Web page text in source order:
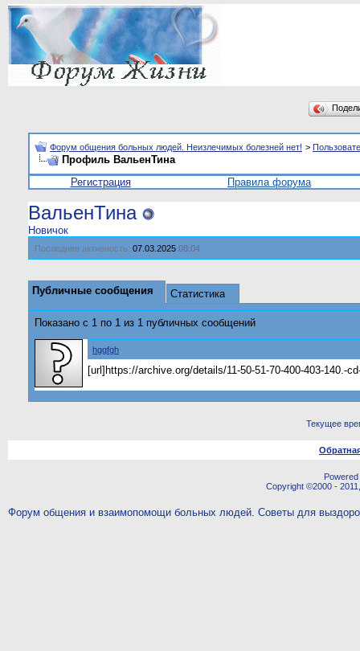
Форум общения больных людей. Неизлечимых болезней нет! >
Профиль ВальенТина
Регистрация
Правила форума
ВальенТина
Новичок
Последняя активность: 07.03.2025 08:04
Публичные сообщения Статистика
Показано с 1 по 1 из 1 публичных сообщений
hggfgh
[url]https://archive.org/details/11-50-51-70-400-403-140.-
Текущее
Copyright ©2000 -
Форум общения и взаимопомощи больных людей. Советы для